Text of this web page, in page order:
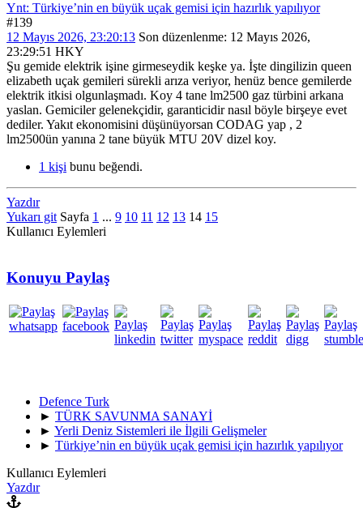
Ynt: Türkiye’nin en büyük uçak gemisi için hazırlık yapılıyor
#139
12 Mayıs 2026, 23:20:13 Son düzenlenme: 12 Mayıs 2026,
23:29:51 HKY
Şu gemide elektrik işine girmeseydik keşke ya. İşte dingilizin queen
elizabeth uçak gemileri sürekli arıza veriyor, henüz bence gemilerde
elektrik itkisi olgunlaşmadı. Koy 4 tane lm2500 gaz türbini arkana
yaslan. Gemiciler gelenekçidir, garanticidir nasıl böyle birşeye evet
dediler. Yakıt ekonomisini düşünüyorsan CODAG yap , 2
lm2500ün yanına 2 tane büyük MTU 20V dizel koy.
1 kişi bunu beğendi.
Yazdır
Yukarı git Sayfa 1 ... 9 10 11 12 13 14 15
Kullanıcı Eylemleri
Konuyu Paylaş
Defence Turk
► TÜRK SAVUNMA SANAYİ
► Yerli Deniz Sistemleri ile İlgili Gelişmeler
► Türkiye’nin en büyük uçak gemisi için hazırlık yapılıyor
Kullanıcı Eylemleri
Yazdır